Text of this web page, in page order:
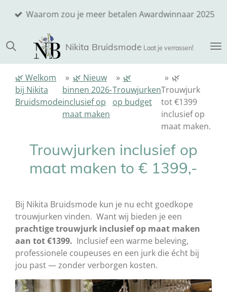
de
hoofdinhoud
Nikita Bruidsmode Laat je verrassen!
Waarom zou je meer betalen Awardwinnaar 2025
🌿 Welkom
bij Nikita
Bruidsmode
» 🌿 Nieuw
binnen 2026-
inclusief op
maat maken
» 🌿
Trouwjurken
op budget
» 🌿
Trouwjurk
tot €1399
inclusief op
maat maken.
Trouwjurken inclusief op
maat maken to € 1399,-
Bij Nikita Bruidsmode kun je nu echt goedkope
trouwjurken vinden. Want wij bieden je een
prachtige trouwjurk inclusief op maat maken
aan tot €1399. Inclusief een warme beleving,
professionele coupeuses en een jurk die écht bij
jou past — zonder verborgen kosten.